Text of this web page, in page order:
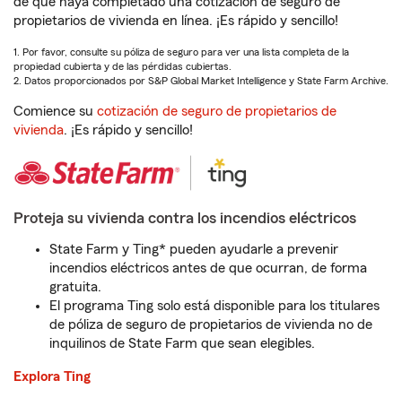
propietarios de vivienda en línea. ¡Es rápido y sencillo!
1. Por favor, consulte su póliza de seguro para ver una lista completa de la
propiedad cubierta y de las pérdidas cubiertas.
2. Datos proporcionados por S&P Global Market Intelligence y State Farm Archive.
Comience su cotización de seguro de propietarios de
vivienda. ¡Es rápido y sencillo!
Proteja su vivienda contra los incendios eléctricos
State Farm y Ting* pueden ayudarle a prevenir
incendios eléctricos antes de que ocurran, de forma
gratuita.
El programa Ting solo está disponible para los titulares
de póliza de seguro de propietarios de vivienda no de
inquilinos de State Farm que sean elegibles.
Explora Ting